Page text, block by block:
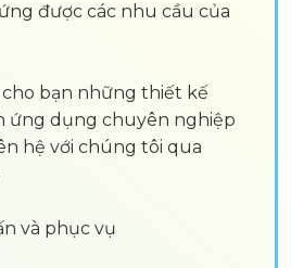
được các nhu cầu của
bạn những thiết kế
ứng dụng chuyên nghiệp
hệ với chúng tôi qua
và phục vụ